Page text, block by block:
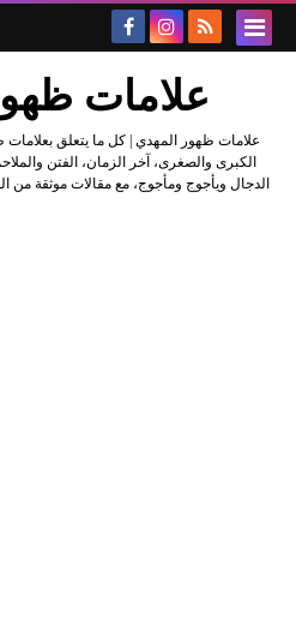
علامات
علامات ظهور المهدي | كل ما يتعلق بعلامات
الكبرى والصغرى، آخر الزمان، الفتن
الدجال ويأجوج ومأجوج، مع مقالات موثقة من